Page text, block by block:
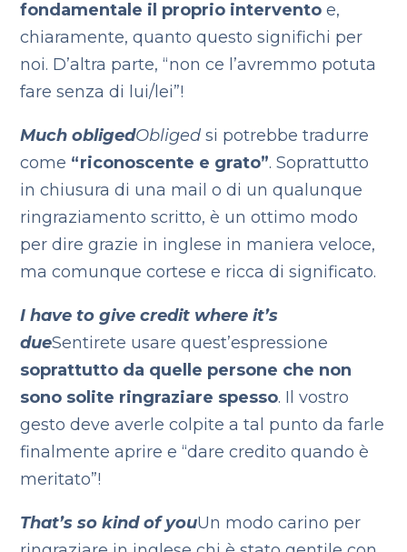
fondamentale il proprio intervento e,
chiaramente, quanto questo significhi per
noi. D’altra parte, “non ce l’avremmo potuta
fare senza di lui/lei”!
Much obligedObligedsi potrebbe tradurre
come “riconoscente e grato”. Soprattutto
in chiusura di una mail o di un qualunque
ringraziamento scritto, è un ottimo modo
per dire grazie in inglese in maniera veloce,
ma comunque cortese e ricca di significato.
I have to give credit where it’s
dueSentirete usare quest’espressione
soprattutto da quelle persone che non
sono solite ringraziare spesso. Il vostro
gesto deve averle colpite a tal punto da farle
finalmente aprire e “dare credito quando è
meritato”!
That’s so kind of youUn modo carino per